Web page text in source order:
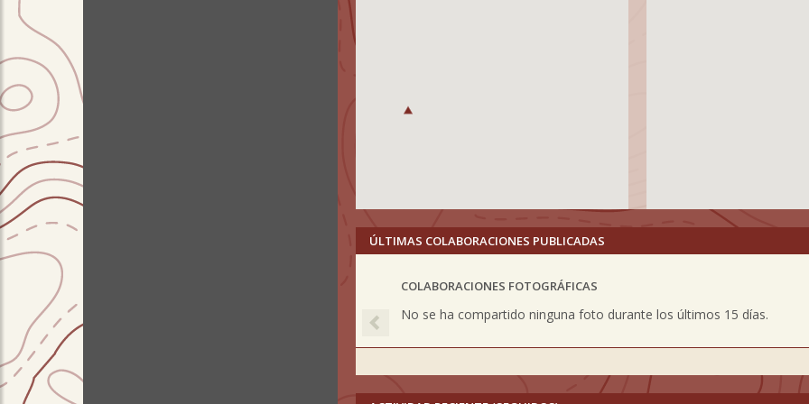
ÚLTIMAS COLABORACIONES PUBLICADAS
COLABORACIONES FOTOGRÁFICAS
No se ha compartido ninguna foto durante los últimos 15 días.
Previous